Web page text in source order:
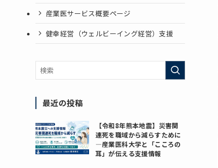
産業医サービス概要ページ
健幸経営（ウェルビーイング経営）支援
最近の投稿
【令和8年熊本地震】災害関
連死を職域から減らすために
―産業医科大学と「こころの
耳」が伝える支援情報